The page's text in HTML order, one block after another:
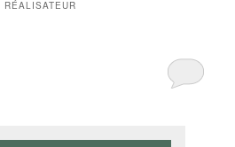
RÉALISATEUR